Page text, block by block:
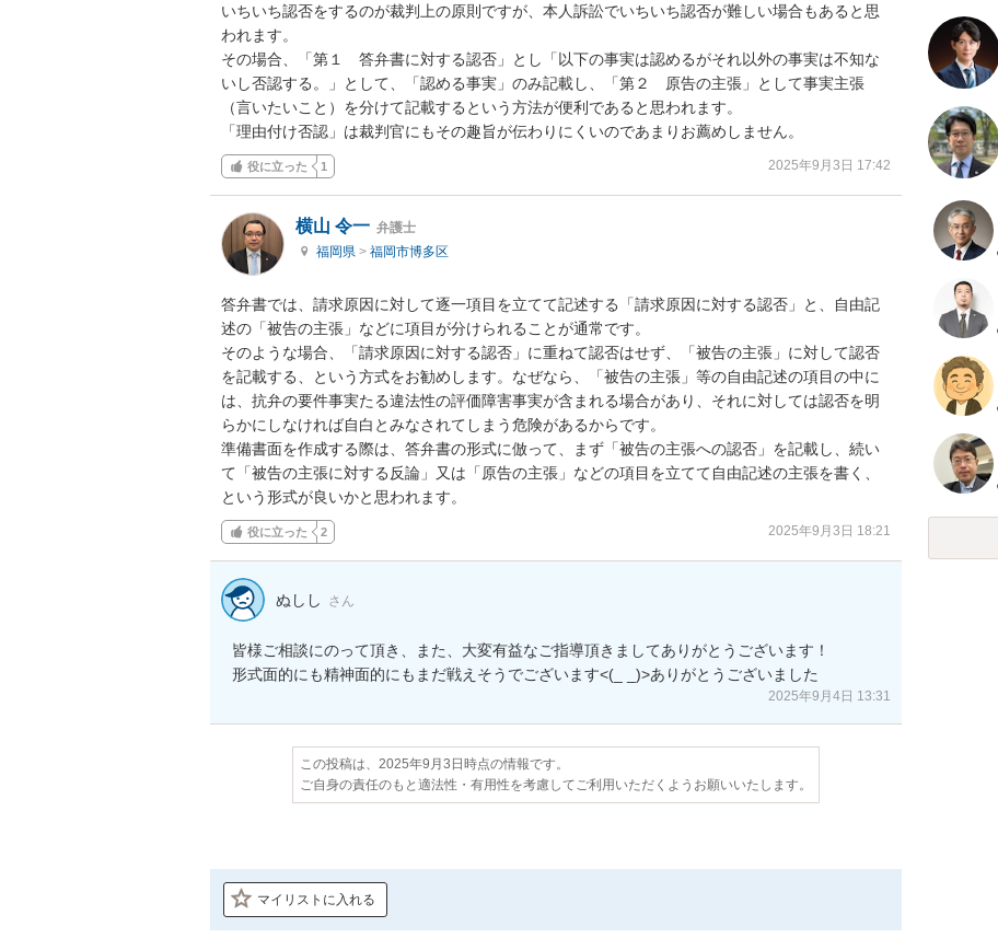
いちいち認否をするのが裁判上の原則ですが、本人訴訟でいちいち認否が難しい場合もあると思
われます。
その場合、「第１　答弁書に対する認否」とし「以下の事実は認めるがそれ以外の事実は不知な
いし否認する。」として、「認める事実」のみ記載し、「第２　原告の主張」として事実主張
（言いたいこと）を分けて記載するという方法が便利であると思われます。
「理由付け否認」は裁判官にもその趣旨が伝わりにくいのであまりお薦めしません。
役に立った 1 2025年9月3日 17:42
横山 令一 弁護士
福岡県 > 福岡市博多区
答弁書では、請求原因に対して逐一項目を立てて記述する「請求原因に対する認否」と、自由記
述の「被告の主張」などに項目が分けられることが通常です。
そのような場合、「請求原因に対する認否」に重ねて認否はせず、「被告の主張」に対して認否
を記載する、という方式をお勧めします。なぜなら、「被告の主張」等の自由記述の項目の中に
は、抗弁の要件事実たる違法性の評価障害事実が含まれる場合があり、それに対しては認否を明
らかにしなければ自白とみなされてしまう危険があるからです。
準備書面を作成する際は、答弁書の形式に倣って、まず「被告の主張への認否」を記載し、続い
て「被告の主張に対する反論」又は「原告の主張」などの項目を立てて自由記述の主張を書く、
という形式が良いかと思われます。
役に立った 2 2025年9月3日 18:21
ぬしし さん
皆様ご相談にのって頂き、また、大変有益なご指導頂きましてありがとうございます！
形式面的にも精神面的にもまだ戦えそうでございます<(_ _)>ありがとうございました
2025年9月4日 13:31
この投稿は、2025年9月3日時点の情報です。
ご自身の責任のもと適法性・有用性を考慮してご利用いただくようお願いいたします。
マイリストに入れる